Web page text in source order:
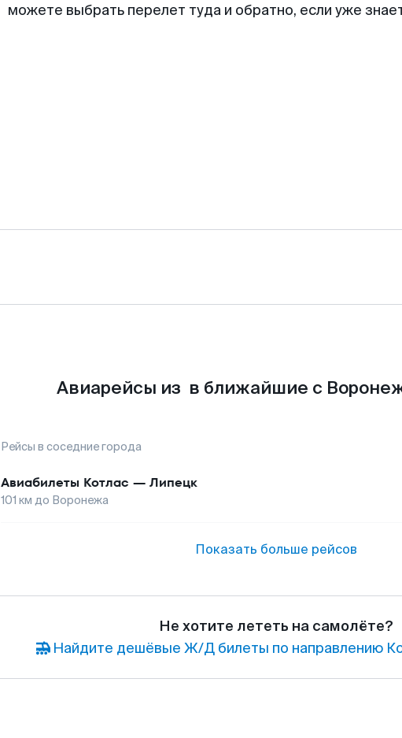
можете выбрать перелет туда и обратно, если уже
Авиарейсы из в ближайшие с
Рейсы в соседние города
Авиабилеты Котлас — Липецк
101 км до Воронежа
Показать больше рейсов
Не хотите лететь на самолёте?
Найдите дешёвые Ж/Д билеты по направлению